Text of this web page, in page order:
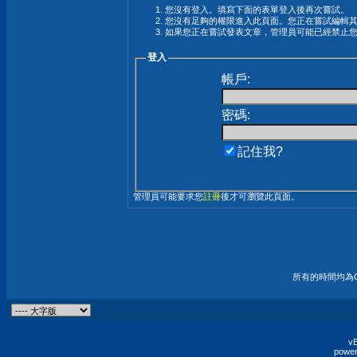
您沒有登入。填寫下面的表單登入後再次嘗試。
您沒有足夠的權限進入此頁面。您正在嘗試編輯
如果您正在嘗試發表文章，管理員可能已經禁止
登入
帳戶:
密碼:
記住我?
管理員可能要求您註冊後才可瀏覽此頁面。
所有的時間均為